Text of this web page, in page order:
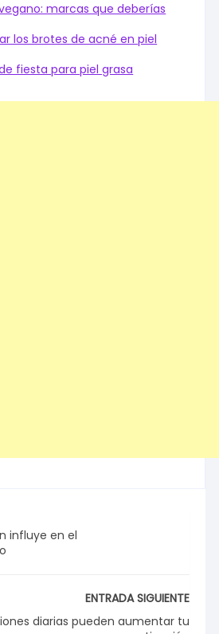
marcas que deberías
los brotes de acné en piel
fiesta para piel grasa
influye en el
ENTRADA SIGUIENTE
diarias pueden aumentar tu